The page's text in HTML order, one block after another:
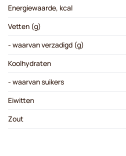
Energiewaarde, kcal
Vetten (g)
- waarvan verzadigd (g)
Koolhydraten
- waarvan suikers
Eiwitten
Zout